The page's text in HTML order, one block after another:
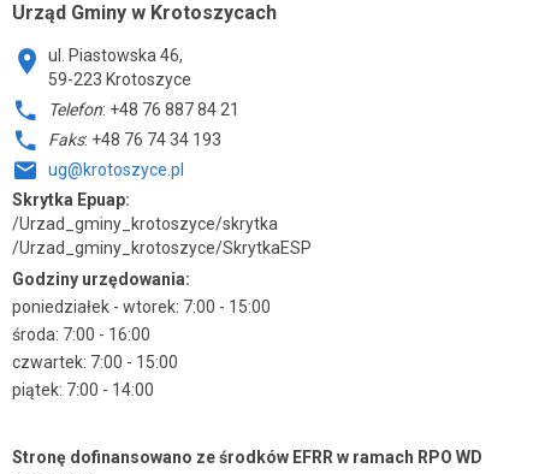
Urząd Gminy w Krotoszycach
ul. Piastowska 46,
59-223 Krotoszyce
Telefon: +48 76 887 84 21
Faks: +48 76 74 34 193
ug@krotoszyce.pl
Skrytka Epuap:
/Urzad_gminy_krotoszyce/skrytka
/Urzad_gminy_krotoszyce/SkrytkaESP
Godziny urzędowania:
poniedziałek - wtorek: 7:00 - 15:00
środa: 7:00 - 16:00
czwartek: 7:00 - 15:00
piątek: 7:00 - 14:00
Stronę dofinansowano ze środków EFRR w ramach RPO WD